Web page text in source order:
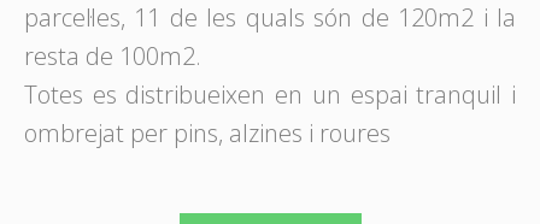
parcel·les, 11 de les quals són de 120m2 i la
resta de 100m2.
Totes es distribueixen en un espai tranquil i
ombrejat per pins, alzines i roures